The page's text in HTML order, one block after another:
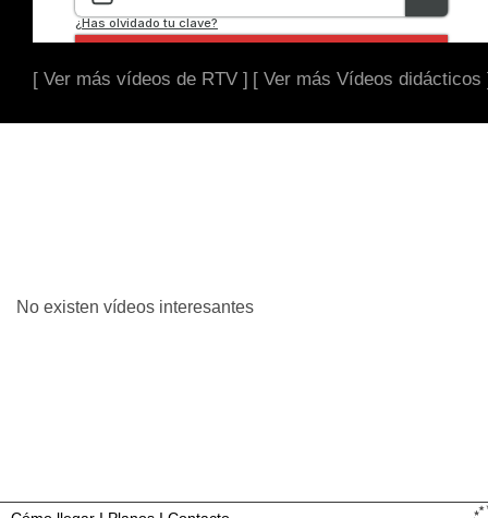
[ Ver más vídeos de RTV ] [ Ver más Vídeos didácticos
No existen vídeos interesantes